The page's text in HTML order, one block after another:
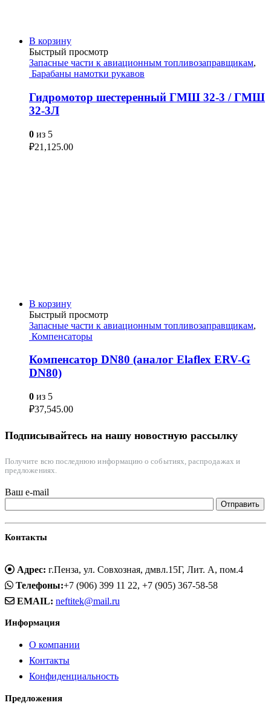
В корзину
Быстрый просмотр
Запасные части к авиационным топливозаправщикам,
Барабаны намотки рукавов
Гидромотор шестеренный ГМШ 32-3 / ГМШ
32-3Л
0 из 5
₽21,125.00
В корзину
Быстрый просмотр
Запасные части к авиационным топливозаправщикам,
Компенсаторы
Компенсатор DN80 (аналог Elaflex ERV-G
DN80)
0 из 5
₽37,545.00
Подписывайтесь на нашу новостную рассылку
Получите всю последнюю информацию о событиях, распродажах и
предложениях.
Ваш e-mail
Контакты
Адрес: г.Пенза, ул. Совхозная, дмвл.15Г, Лит. А, пом.4
Телефоны:+7 (906) 399 11 22, +7 (905) 367-58-58
EMAIL: neftitek@mail.ru
Информация
О компании
Контакты
Конфиденциальность
Предложения